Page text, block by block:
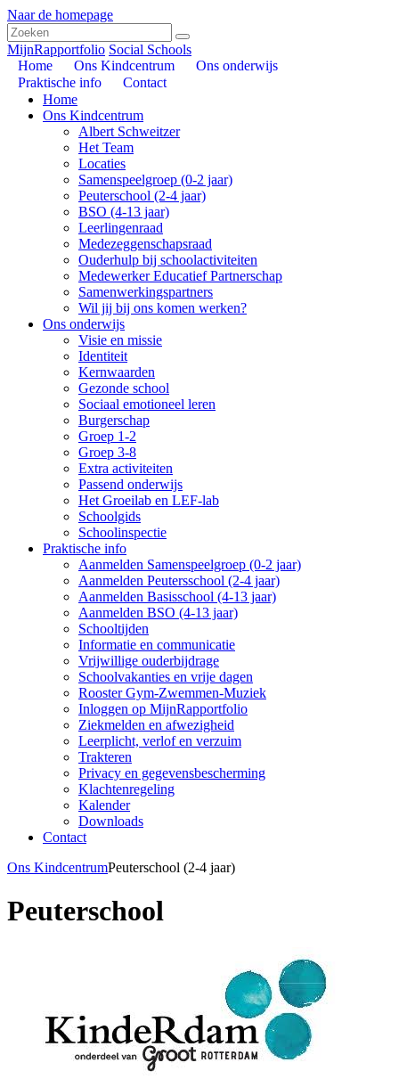
Naar de homepage
MijnRapportfolio Social Schools
Home
Ons Kindcentrum
Ons onderwijs
Praktische info
Contact
Home
Ons Kindcentrum
Albert Schweitzer
Het Team
Locaties
Samenspeelgroep (0-2 jaar)
Peuterschool (2-4 jaar)
BSO (4-13 jaar)
Leerlingenraad
Medezeggenschapsraad
Ouderhulp bij schoolactiviteiten
Medewerker Educatief Partnerschap
Samenwerkingspartners
Wil jij bij ons komen werken?
Ons onderwijs
Visie en missie
Identiteit
Kernwaarden
Gezonde school
Sociaal emotioneel leren
Burgerschap
Groep 1-2
Groep 3-8
Extra activiteiten
Passend onderwijs
Het Groeilab en LEF-lab
Schoolgids
Schoolinspectie
Praktische info
Aanmelden Samenspeelgroep (0-2 jaar)
Aanmelden Peutersschool (2-4 jaar)
Aanmelden Basisschool (4-13 jaar)
Aanmelden BSO (4-13 jaar)
Schooltijden
Informatie en communicatie
Vrijwillige ouderbijdrage
Schoolvakanties en vrije dagen
Rooster Gym-Zwemmen-Muziek
Inloggen op MijnRapportfolio
Ziekmelden en afwezigheid
Leerplicht, verlof en verzuim
Trakteren
Privacy en gegevensbescherming
Klachtenregeling
Kalender
Downloads
Contact
Ons KindcentrumPeuterschool (2-4 jaar)
Peuterschool